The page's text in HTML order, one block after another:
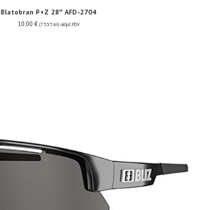
Blatobran P+Z 28″ AFD-2704
10.00 € (75.35 kn) uključ. PDV